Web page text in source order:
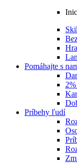
Pomáhajte s
Príbehy ľudí